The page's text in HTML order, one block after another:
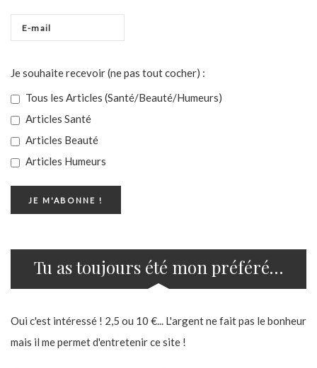
Je souhaite recevoir (ne pas tout cocher) :
Tous les Articles (Santé/Beauté/Humeurs)
Articles Santé
Articles Beauté
Articles Humeurs
Tu as toujours été mon préféré…
Oui c'est intéressé ! 2,5 ou 10 €... L'argent ne fait pas le bonheur
mais il me permet d'entretenir ce site !